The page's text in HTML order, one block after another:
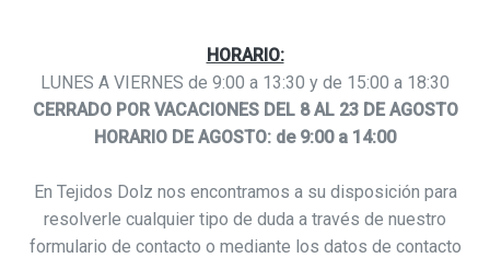
HORARIO:
LUNES A VIERNES de 9:00 a 13:30 y de 15:00 a 18:30
CERRADO POR VACACIONES DEL 8 AL 23 DE AGOSTO
HORARIO DE AGOSTO: de 9:00 a 14:00
En Tejidos Dolz nos encontramos a su disposición para
resolverle cualquier tipo de duda a través de nuestro
formulario de contacto o mediante los datos de contacto